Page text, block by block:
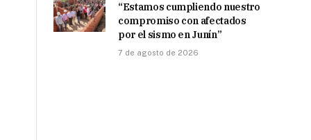
“Estamos cumpliendo nuestro
compromiso con afectados
por el sismo en Junín”
7 de agosto de 2026